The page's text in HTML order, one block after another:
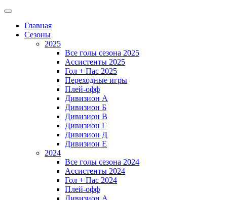
Главная
Сезоны
2025
Все голы сезона 2025
Ассистенты 2025
Гол + Пас 2025
Переходные игры
Плей-офф
Дивизион A
Дивизион Б
Дивизион В
Дивизион Г
Дивизион Д
Дивизион Е
2024
Все голы сезона 2024
Ассистенты 2024
Гол + Пас 2024
Плей-офф
Дивизион A